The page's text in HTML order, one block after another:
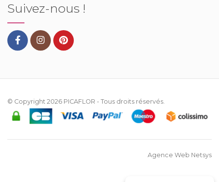
Suivez-nous !
© Copyright 2026 PICAFLOR - Tous droits réservés.
Agence Web Netsys